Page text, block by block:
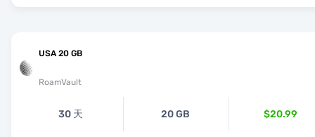
USA 20 GB
RoamVault
30 天 20 GB $20.99